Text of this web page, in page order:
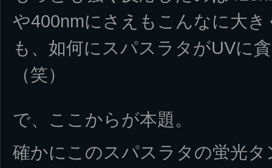
や400nmにさえもこんなに大
も、如何にスパスラタがUVに
（笑）
で、ここからが本題。
確かにこのスパスラタの蛍光